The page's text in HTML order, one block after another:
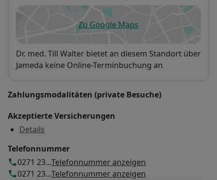
Zu Google Mapsöffnet in einer neuen
Verfügbarkeit
Dr. med. Till Walter bietet an diesem Standort über
Jameda keine Online-Terminbuchung an
Zahlungsmodalitäten (private Besuche)
Akzeptierte Versicherungen
Details
Telefonnummer
0271 23...Telefonnummer anzeigen
0271 23...Telefonnummer anzeigen